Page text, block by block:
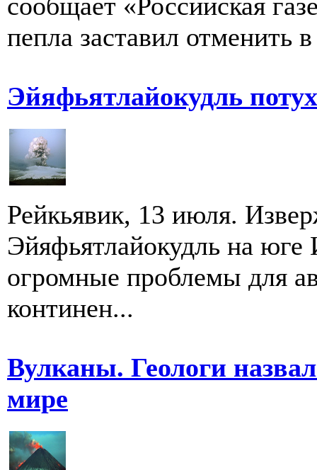
пепла заставил отменить
Эйяфьятлайокудль потух
Рейкьявик, 13 июля.
Эйяфьятлайокудль на юге
огромные проблемы для
континен...
Вулканы. Геологи
мире